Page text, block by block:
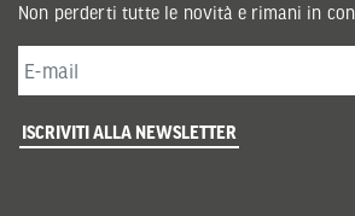
Non perderti tutte le novità e rimani in
ISCRIVITI ALLA NEWSLETTER